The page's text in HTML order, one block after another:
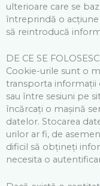
ulterioare care se
întreprindă o acțiune
să reintroducă
DE CE SE
Cookie-urile sunt o
transporta informații
sau între sesiuni pe
încărcați o mașină
datelor. Stocarea
urilor ar fi, de
dificil să obțineți
necesita o